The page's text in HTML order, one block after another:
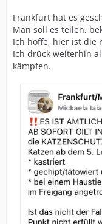
Frankfurt hat es
Man soll es teilen,
Ich hoffe, hier ist die
Ich drück weiterhin
kämpfen.